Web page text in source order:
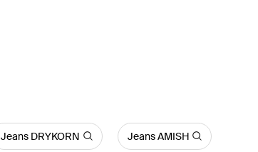
Jeans DRYKORN Jeans AMISH